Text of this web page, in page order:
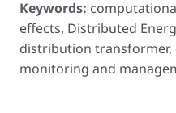
Keywords:
effects, Distributed
distribution
monitoring and